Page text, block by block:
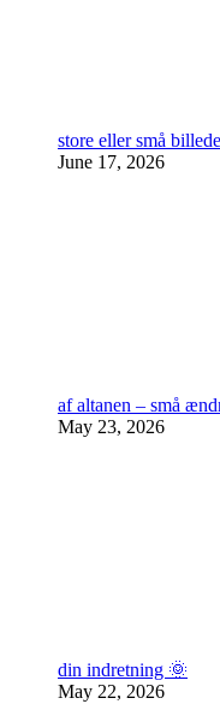
store eller små
June 17, 2026
af altanen – små
May 23, 2026
din indretning 🌞
May 22, 2026